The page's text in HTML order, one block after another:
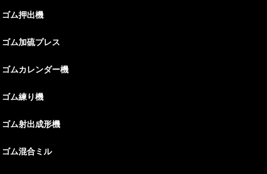
ゴム押出機
ゴム加硫プレス
ゴムカレンダー機
ゴム練り機
ゴム射出成形機
ゴム混合ミル